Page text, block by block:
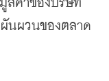
ลค่าของบริษัท
ผันผวนของตลาด